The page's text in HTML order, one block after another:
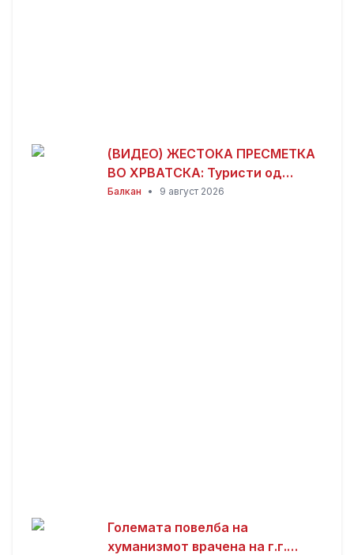
(ВИДЕО) ЖЕСТОКА ПРЕСМЕТКА
ВО ХРВАТСКА: Туристи од
Албанија дивееле со квадови,
Балкан • 9 август 2026
Големата повелба на
хуманизмот врачена на г.г.